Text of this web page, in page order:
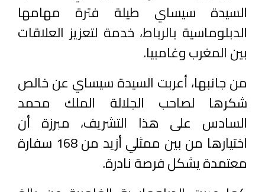
السيدة سيساي طيلة فترة مهامها
الدبلوماسية بالرباط، خدمة لتعزيز العلاقات
بين المغرب وغامبيا.
من جانبها، أعربت السيدة سيساي عن خالص
شكرها لصاحب الجلالة الملك محمد
السادس على هذا التشريف، مبرزة أن
اختيارها من بين ممثلي أزيد من 168 سفارة
معتمدة يشكل فرصة نادرة.